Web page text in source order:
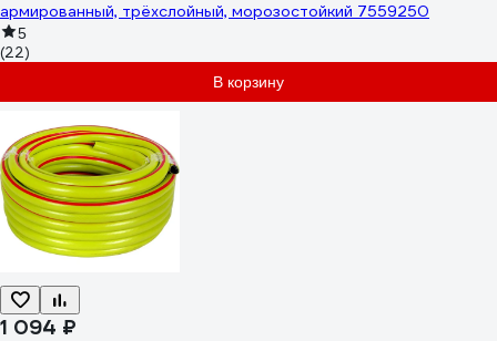
армированный, трёхслойный, морозостойкий 7559250
5
(22)
В корзину
1 094 ₽